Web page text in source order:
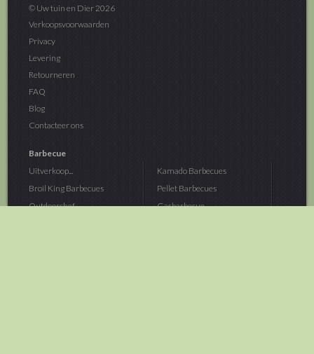
© Uw tuin en Dier 2026
Verkoopsvoorwaarden
Privacy
Levering
Retourneren
FAQ
Blog
Contacteer ons
Barbecue
Uitverkoop...
Broil King Barbecues
Outdoorchef...
Kamado Barbecues
Pellet Barbecues
Gasbarbecue